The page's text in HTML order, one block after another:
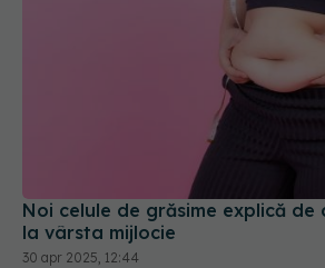
Noi celule de grăsime explică de
la vârsta mijlocie
30 apr 2025, 12:44